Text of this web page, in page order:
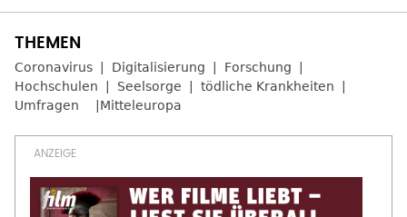
Coronavirus Digitalisierung
Forschung
Hochschulen
Seelsorge
tödliche Krankheiten
Umfragen
Mitteleuropa